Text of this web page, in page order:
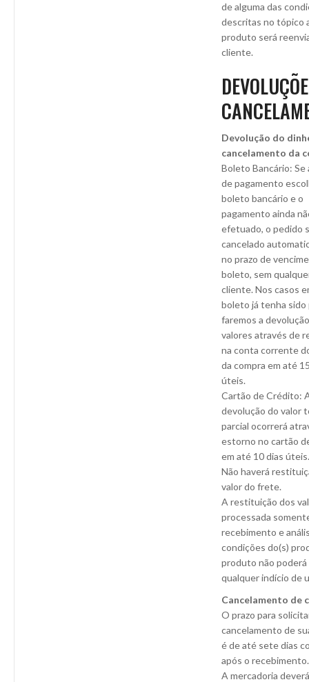
de alguma das
descritas no tópico
produto será
cliente.
Devolução do
cancelamento da
Boleto Bancário: Se
de pagamento
boleto bancário e o
pagamento ainda
efetuado, o pedido
cancelado
no prazo de
boleto, sem
cliente. Nos casos
boleto já tenha sido
faremos a
valores através de
na conta corrente
da compra em até
úteis.
Cartão de Crédito:
devolução do valor
parcial ocorrerá
estorno no cartão
em até 10 dias úteis.
Não haverá
valor do frete.
A restituição dos
processada
recebimento e
condições do(s)
produto não
qualquer indício de
Cancelamento de
O prazo para
cancelamento de
é de até sete dias
após o recebimento.
A mercadoria